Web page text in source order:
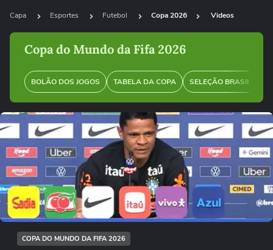
Capa Esportes Futebol Copa 2026 Videos
Copa do Mundo da Fifa 2026
BOLÃO DOS JOGOS TABELA DA COPA SELEÇÃO BRASILEIRA
Ops!
Não foi possível reproduzir o vídeo
Tentar novamente
COPA DO MUNDO DA FIFA 2026